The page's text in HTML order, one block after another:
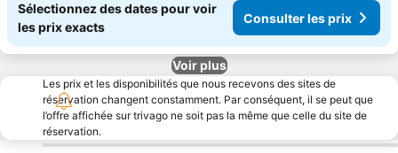
Sélectionnez des dates pour voir
les prix exacts
Consulter les prix
Voir plus
Les prix et les disponibilités que nous recevons des sites de
réservation changent constamment. Par conséquent, il se peut que
l’offre affichée sur trivago ne soit pas la même que celle du site de
réservation.